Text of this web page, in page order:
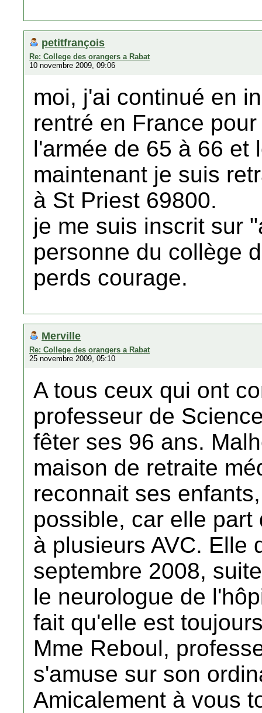
petitfrançois
Re: College des orangers a Rabat
10 novembre 2009, 09:06
moi, j'ai continué en
rentré en France
l'armée de 65 à 66 et
maintenant je suis
à St Priest 69800.
je me suis inscrit sur
personne du collège
perds courage.
Merville
Re: College des orangers a Rabat
25 novembre 2009, 05:10
A tous ceux qui ont
professeur de
fêter ses 96 ans.
maison de retraite
reconnait ses
possible, car elle
à plusieurs AVC. Elle
septembre 2008,
le neurologue de
fait qu'elle est
Mme Reboul,
s'amuse sur son
Amicalement à vous